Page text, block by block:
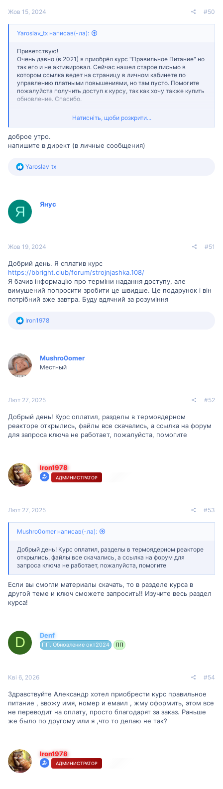
Жов 15, 2024 #50
Yaroslav_tx написав(-ла):
Приветствую!
Очень давно (в 2021) я приобрёл курс "Правильное Питание" но
так его и не активировал. Сейчас нашел старое письмо в
котором ссылка ведет на страницу в личном кабинете по
управлению платными повышениями, но там пусто. Помогите
пожалуйста получить доступ к курсу, так как хочу также купить
обновление. Спасибо.
Update: я нашел ключ в личных сообщениях, надеюсь он все
еще работает. Подскажите как теперь скачать сам курс?
Натисніть, щоби розкрити...
доброе утро.
напишите в директ (в личные сообщения)
Р
:
Yaroslav_tx
Я Янус
Жов 19, 2024 #51
Добрий день. Я сплатив курс
https://bbright.club/forum/strojnjashka.108/
Я бачив інформацію про терміни надання доступу, але
вимушений попросити зробити це швидше. Це подарунок і він
потрібний вже завтра. Буду вдячний за розуміння
Р
і
ї
:
Iron1978
Mushro0omer
Местный
Лют 27, 2025 #52
Добрый день! Курс оплатил, разделы в термоядерном
реакторе открылись, файлы все скачались, а ссылка на форум
для запроса ключа не работает, пожалуйста, помогите
Iron1978
АДМИНИСТРАТОР
Лют 27, 2025 #53
Mushro0omer написав(-ла):
Добрый день! Курс оплатил, разделы в термоядерном реакторе
открылись, файлы все скачались, а ссылка на форум для
запроса ключа не работает, пожалуйста, помогите
Если вы смогли материалы скачать, то в разделе курса в
другой теме и ключ сможете запросить!! Изучите весь раздел
курса!
D Denf
ПП. Обновление окт2024 ПП
Кві 6, 2026 #54
Здравствуйте Александр хотел приобрести курс правильное
питание , ввожу имя, номер и емаил , жму оформить, этом все
не переводит на оплату, просто благодарят за заказ. Раньше
же было по другому или я ,что то делаю не так?
Iron1978
АДМИНИСТРАТОР